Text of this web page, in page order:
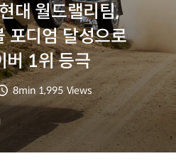
대 월드랠리팀,
포디엄 달성으로
버 1위 등극
분량
8min
조회수
1,995 Views
)